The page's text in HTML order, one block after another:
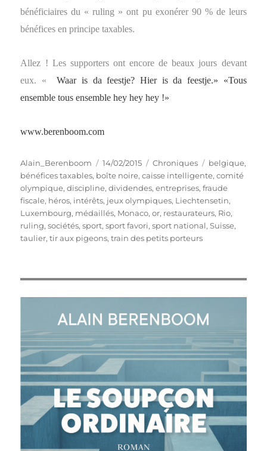
bénéficiaires du « ruling » ont pu exonérer 90 % de leurs
bénéfices en principe taxables.
Allez ! Les supporters ont encore de beaux jours devant
eux. «Waar is da feestje? Hier is da feestje.» «Tous
ensemble tous ensemble hey hey hey !»
www.berenboom.com
Auteur
Alain_Berenboom
Publié
le
14/02/2015 Catégories
Chroniques Étiquettes
belgique,
bénéfices taxables, boîte noire,caisse intelligente,comité
olympique,discipline,dividendes,entreprises,fraude
fiscale, héros, intérêts, jeux olympiques, Liechtensetin,
Luxembourg, médaillés, Monaco,or, restaurateurs, Rio,
ruling,sociétés,sport,sport favori,sport national,Suisse,
taulier,tir aux pigeons,train des petits porteurs